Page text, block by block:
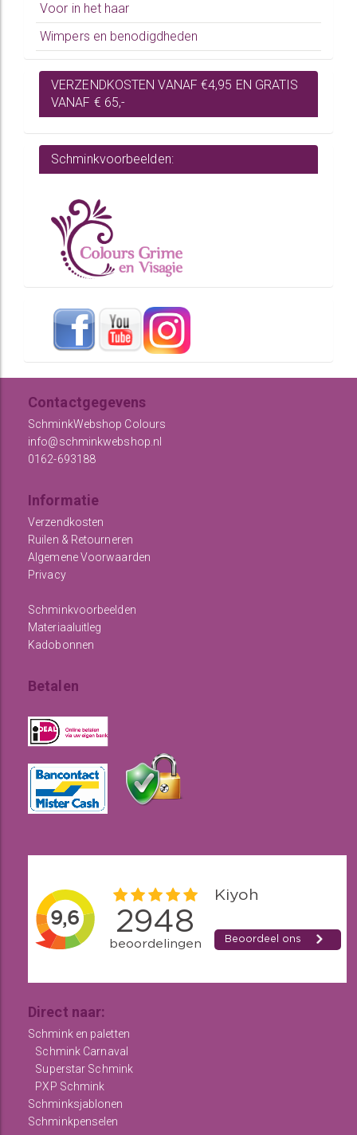
Voor in het haar
Wimpers en benodigdheden
VERZENDKOSTEN VANAF €4,95 EN GRATIS
VANAF € 65,-
Schminkvoorbeelden:
Contactgegevens
SchminkWebshop Colours
info@schminkwebshop.nl
0162-693188
Informatie
Verzendkosten
Ruilen & Retourneren
Algemene Voorwaarden
Privacy
Schminkvoorbeelden
Materiaaluitleg
Kadobonnen
Betalen
Direct naar:
Schmink en paletten
Schmink Carnaval
Superstar Schmink
PXP Schmink
Schminksjablonen
Schminkpenselen